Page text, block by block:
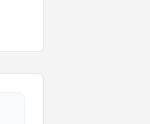
Size
e-